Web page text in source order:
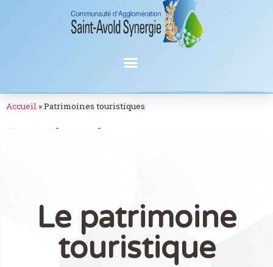
Accueil »Patrimoines touristiques
Patrimoines
Le patrimoine
touristique